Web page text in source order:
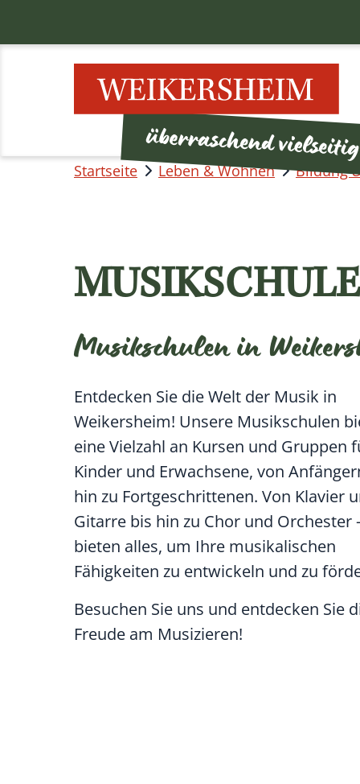
Startseite Leben & Wohnen Bildung
Musikschulen in
Entdecken Sie die Welt der Musik in
Weikersheim! Unsere Musikschulen
eine Vielzahl an Kursen und Gruppen
Kinder und Erwachsene, von
hin zu Fortgeschrittenen. Von Klavier
Gitarre bis hin zu Chor und Orchester
bieten alles, um Ihre musikalischen
Fähigkeiten zu entwickeln und zu
Besuchen Sie uns und entdecken Sie
Freude am Musizieren!